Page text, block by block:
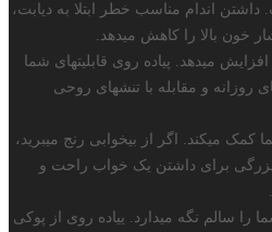
اندام مناسب خطر ابتلا به دیابت،
خون بالا را کاهش میدهد.
افزایش میدهد. پیاده روی قابلیتهای شما
روزانه و مقابله با تنشهای روحی
کمک میکند. اگر از بیخوابی رنج میبرید،
برای داشتن یک خواب راحت و
را سالم نگه میدارد. ییاده روی از پوکی